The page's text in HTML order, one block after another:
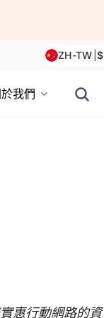
ZH-TW |$
我們
惠行動網路的資